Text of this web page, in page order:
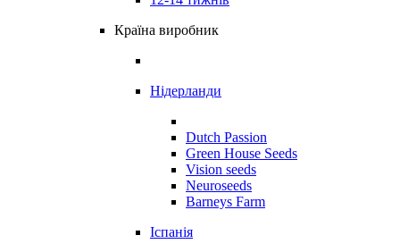
Країна виробник
Нідерланди
Dutch Passion
Green House Seeds
Vision seeds
Neuroseeds
Barneys Farm
Іспанія